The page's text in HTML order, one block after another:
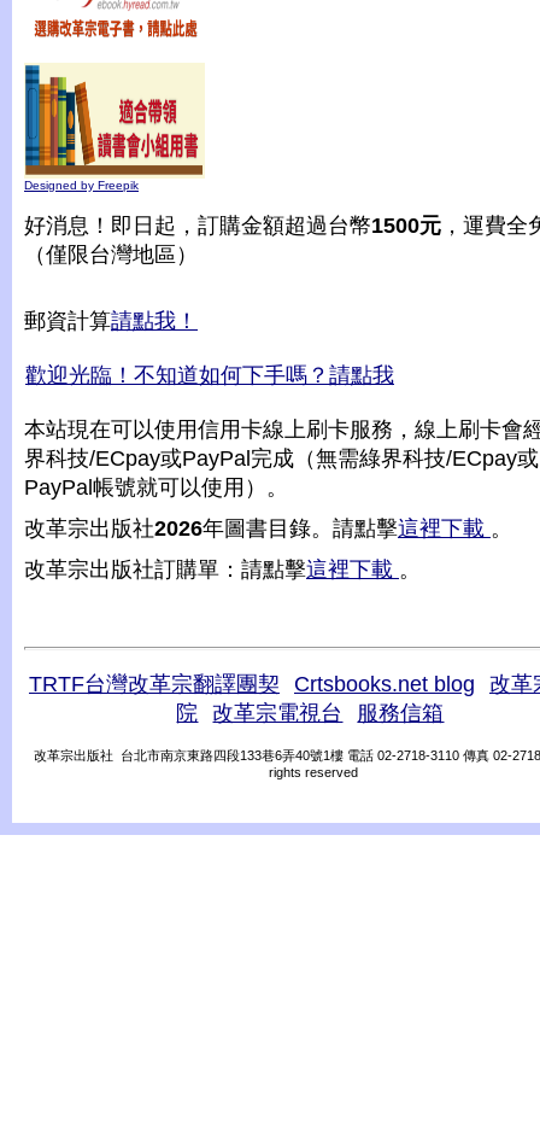
Designed by Freepik
好消息！即日起，訂購金額超過台幣1500元 ，運費全
（僅限台灣地區）
郵資計算請點我！
歡迎光臨！不知道如何下手嗎？請點我
本站現在可以使用信用卡線上刷卡服務，線上刷卡會
界科技/ECpay或PayPal完成（無需綠界科技/ECpay或
PayPal帳號就可以使用）。
改革宗出版社2026年圖書目錄。請點擊這裡下載 。
改革宗出版社訂購單：請點擊這裡下載 。
TRTF台灣改革宗翻譯團契 Crtsbooks.net blog
改革
院
改革宗電視台 服務信箱
改革宗出版社 台北市南京東路四段133巷6弄40號1樓 電話 02-2718-3110 傳真 02-
rights reserved